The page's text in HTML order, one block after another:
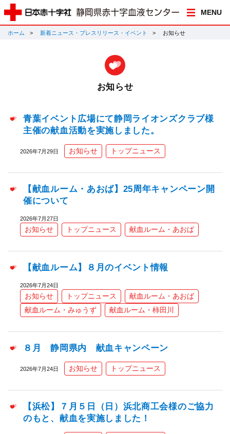
MENU
ホーム 新着ニュース・プレスリリース・イベント お知らせ
お知らせ
青葉イベント広場にて静岡ライオンズクラブ様
主催の献血活動を実施しました。
2026年7月29日 お知らせ トップニュース
【献血ルーム・あおば】25周年キャンペーン開
催について
2026年7月27日
お知らせ トップニュース 献血ルーム・あおば
【献血ルーム】８月のイベント情報
2026年7月24日
お知らせ トップニュース
献血ルーム・あおば
献血ルーム・みゅうず
献血ルーム・柿田川
８月 静岡県内 献血キャンペーン
2026年7月24日 お知らせ トップニュース
【浜松】７月５日（日）浜北商工会様のご協力
のもと、献血を実施しました！